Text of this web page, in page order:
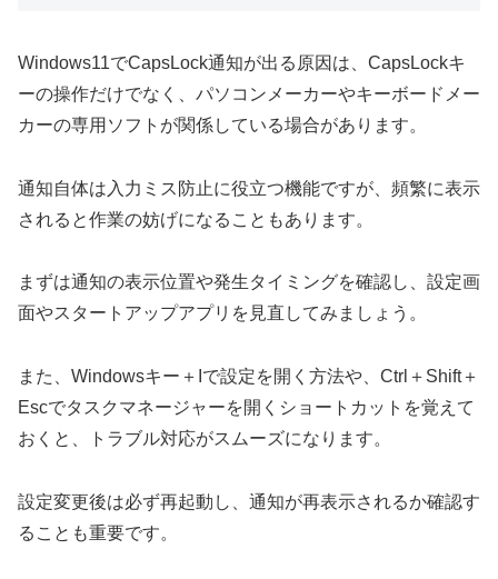
Windows11でCapsLock通知が出る原因は、CapsLockキ
ーの操作だけでなく、パソコンメーカーやキーボードメー
カーの専用ソフトが関係している場合があります。
通知自体は入力ミス防止に役立つ機能ですが、頻繁に表示
されると作業の妨げになることもあります。
まずは通知の表示位置や発生タイミングを確認し、設定画
面やスタートアップアプリを見直してみましょう。
また、Windowsキー＋Iで設定を開く方法や、Ctrl＋Shift＋
Escでタスクマネージャーを開くショートカットを覚えて
おくと、トラブル対応がスムーズになります。
設定変更後は必ず再起動し、通知が再表示されるか確認す
ることも重要です。